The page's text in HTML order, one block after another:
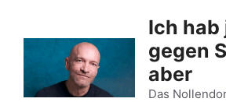
Ich
gegen
aber
Das